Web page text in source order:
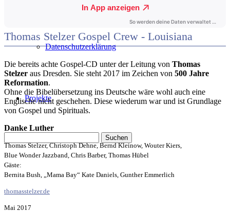
Datenschutzerklärung
Projekte
Thomas Stelzer Gospel Crew - Louisiana
Die bereits achte Gospel-CD unter der Leitung von Thomas
Stelzer aus Dresden. Sie steht 2017 im Zeichen von 500 Jahre
Reformation.
Ohne die Bibelübersetzung ins Deutsche wäre wohl auch eine
Englische nicht geschehen. Diese wiederum war und ist Grundlage
von Gospel und Spirituals.
Danke Luther
Thomas Stelzer, Christoph Dehne, Bernd Kleinow, Wouter Kiers,
Blue Wonder Jazzband, Chris Barber, Thomas Hübel
Gäste:
Bernita Bush, „Mama Bay“ Kate Daniels, Gunther Emmerlich
thomasstelzer.de
Mai 2017